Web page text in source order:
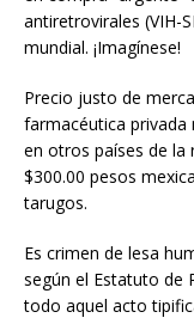
antiretrovirales (VIH-
mundial. ¡Imagínese!
Precio justo de
farmacéutica privada
en otros países de la
$300.00 pesos
tarugos.
Es crimen de lesa
según el Estatuto de
todo aquel acto